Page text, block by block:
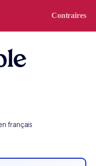
Contraires
français